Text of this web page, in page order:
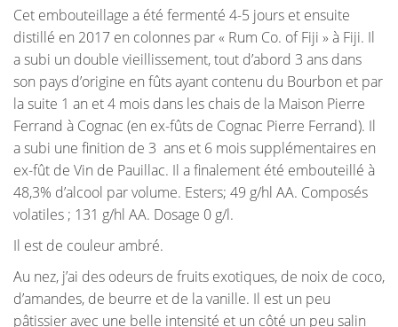
Cet embouteillage a été fermenté 4-5 jours et ensuite
distillé en 2017 en colonnes par « Rum Co. of Fiji » à Fiji. Il
a subi un double vieillissement, tout d’abord 3 ans dans
son pays d’origine en fûts ayant contenu du Bourbon et par
la suite 1 an et 4 mois dans les chais de la Maison Pierre
Ferrand à Cognac (en ex-fûts de Cognac Pierre Ferrand). Il
a subi une finition de 3 ans et 6 mois supplémentaires en
ex-fût de Vin de Pauillac. Il a finalement été embouteillé à
48,3% d’alcool par volume. Esters; 49 g/hl AA. Composés
volatiles ; 131 g/hl AA. Dosage 0 g/l.
Il est de couleur ambré.
Au nez, j’ai des odeurs de fruits exotiques, de noix de coco,
d’amandes, de beurre et de la vanille. Il est un peu
pâtissier avec une belle intensité et un côté un peu salin